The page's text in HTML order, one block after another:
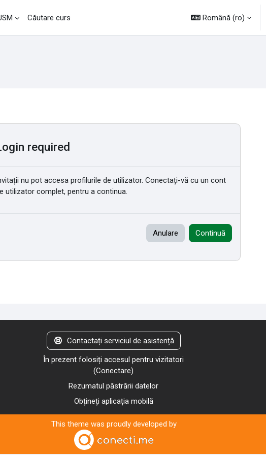
Căutare curs Română ‎(ro)‎
required
nu pot accesa profilurile de utilizator. Conectați-vă cu un cont
utilizator complet, pentru a continua.
Anulare Continuă
Contactați serviciul de asistență
În prezent folosiți accesul pentru vizitatori
(Conectare)
Rezumatul păstrării datelor
Obțineți aplicația mobilă
This theme was proudly developed by